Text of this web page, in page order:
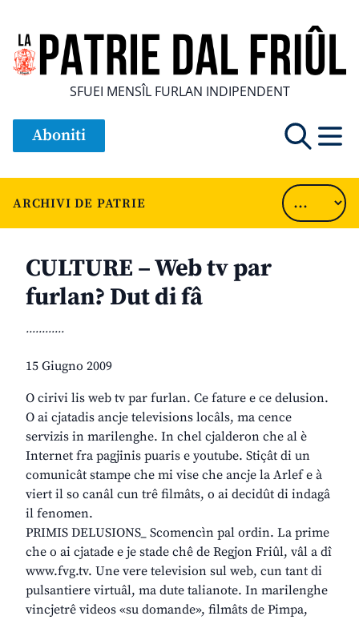
SFUEI MENSÎL FURLAN INDIPENDENT
Aboniti
ARCHIVI DE PATRIE
CULTURE – Web tv par
furlan? Dut di fâ
............
15 Giugno 2009
O cirivi lis web tv par furlan. Ce fature e ce delusion.
O ai cjatadis ancje televisions locâls, ma cence
servizis in marilenghe. In chel cjalderon che al è
Internet fra pagjinis puaris e youtube. Stiçât di un
comunicât stampe che mi vise che ancje la Arlef e à
viert il so canâl cun trê filmâts, o ai decidût di indagâ
il fenomen.
PRIMIS DELUSIONS_ Scomencìn pal ordin. La prime
che o ai cjatade e je stade chê de Regjon Friûl, vâl a dî
www.fvg.tv. Une vere television sul web, cun tant di
pulsantiere virtuâl, ma dute talianote. In marilenghe
vincjetrê videos «su domande», filmâts de Pimpa,